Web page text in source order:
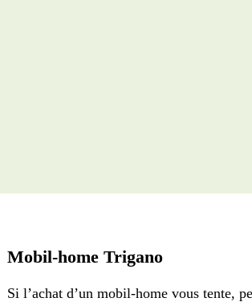
Mobil-home Trigano
Si l’achat d’un mobil-home vous tente,